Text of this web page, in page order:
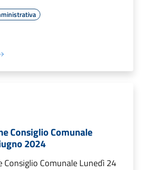
Consiglio Comunale
2024
Consiglio Comunale Lunedì 24